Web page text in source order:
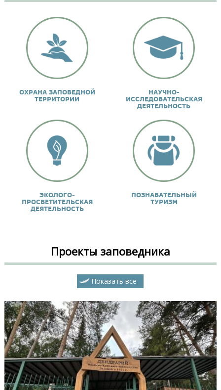
ОХРАНА ЗАПОВЕДНОЙ
ТЕРРИТОРИИ
НАУЧНО-
ИССЛЕДОВАТЕЛЬСКАЯ
ДЕЯТЕЛЬНОСТЬ
ЭКОЛОГО-
ПРОСВЕТИТЕЛЬСКАЯ
ДЕЯТЕЛЬНОСТЬ
ПОЗНАВАТЕЛЬНЫЙ
ТУРИЗМ
Проекты заповедника
Показать все